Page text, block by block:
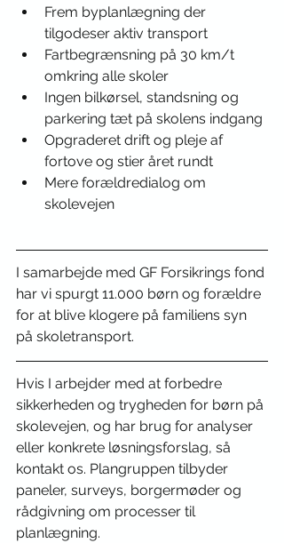
Frem byplanlægning der
tilgodeser aktiv transport
Fartbegrænsning på 30 km/t
omkring alle skoler
Ingen bilkørsel, standsning og
parkering tæt på skolens indgang
Opgraderet drift og pleje af
fortove og stier året rundt
Mere forældredialog om
skolevejen
I samarbejde med GF Forsikrings fond
har vi spurgt 11.000 børn og forældre
for at blive klogere på familiens syn
på skoletransport.
Hvis I arbejder med at forbedre
sikkerheden og trygheden for børn på
skolevejen, og har brug for analyser
eller konkrete løsningsforslag, så
kontakt os. Plangruppen tilbyder
paneler, surveys, borgermøder og
rådgivning om processer til
planlægning.